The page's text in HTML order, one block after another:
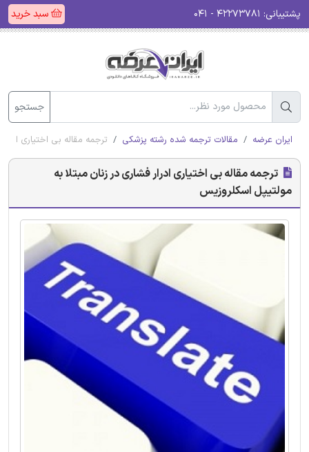
پشتیبانی: سبد خرید
جستجو
ایران عرضه مقالات ترجمه شده رشته پزشکی ترجمه مقاله بی اختیاری
ترجمه مقاله بی اختیاری ادرار فشاری در زنان مبتلا به
مولتیپل اسکلروزیس